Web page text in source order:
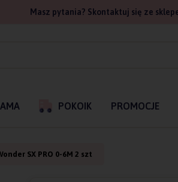
Masz pytania? Skontaktuj się ze
POKOIK PROMOCJE
SX PRO 0-6M 2 szt